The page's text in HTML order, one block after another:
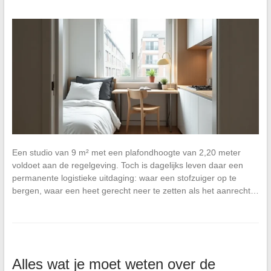
Een studio van 9 m² met een plafondhoogte van 2,20 meter
voldoet aan de regelgeving. Toch is dagelijks leven daar een
permanente logistieke uitdaging: waar een stofzuiger op te
bergen, waar een heet gerecht neer te zetten als het aanrecht…
Alles wat je moet weten over de